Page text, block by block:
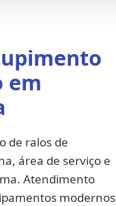
em
de ralos de
área de serviço e
Atendimento
modernos